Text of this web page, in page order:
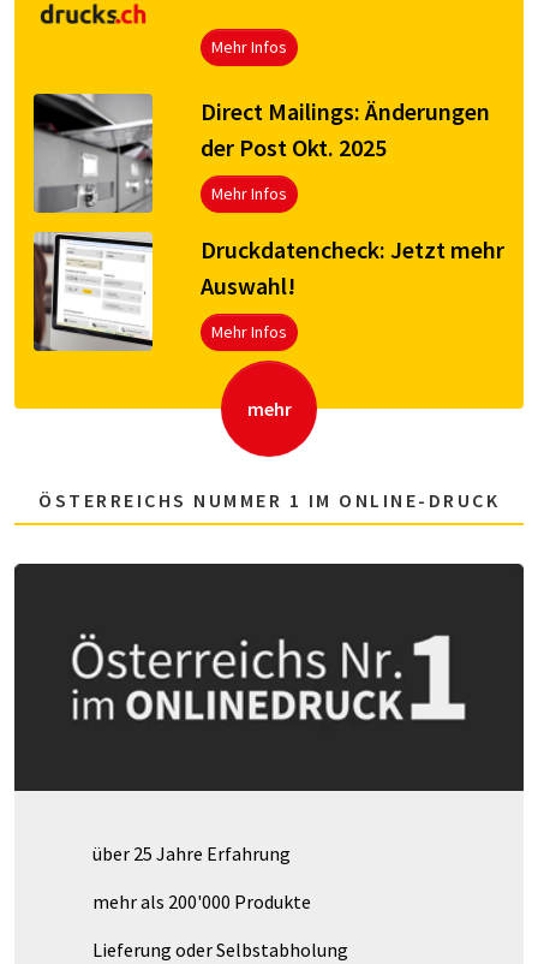
Mehr Infos
Direct Mailings: Änderungen
der Post Okt. 2025
Mehr Infos
Druck­da­ten­check: Jetzt mehr
Aus­wahl!
Mehr Infos
mehr
ÖSTERREICHS NUMMER 1 IM ONLINE-DRUCK
über 25 Jahre Erfahrung
mehr als 200'000 Produkte
Lieferung oder Selbstabholung